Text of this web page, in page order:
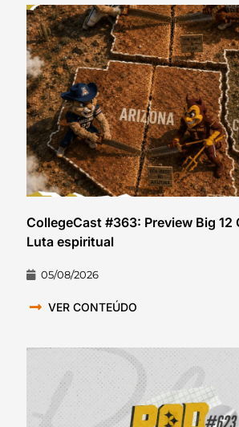
CollegeCast #363: Preview Big 12
Luta espiritual
05/08/2026
VER CONTEÚDO